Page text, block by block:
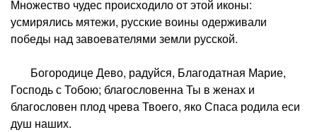
Множество чудес происходило от этой иконы:
усмирялись мятежи, русские воины одерживали
победы над завоевателями земли русской.
Богородице Дево, радуйся, Благодатная Марие,
Господь с Тобою; благословенна Ты в женах и
благословен плод чрева Твоего, яко Спаса родила еси
душ наших.